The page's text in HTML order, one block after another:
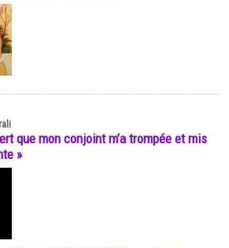
que mon conjoint m’a trompée et mis
»